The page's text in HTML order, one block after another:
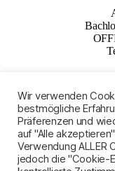
IMPRESSUM
Wir verwenden
bestmögliche
Präferenzen und
auf "Alle
Verwendung ALLER
jedoch die "Cookie-